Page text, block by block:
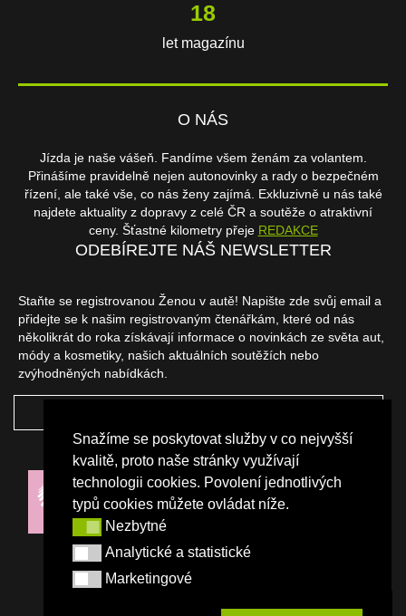
Snažíme se poskytovat služby v co nejvyšší
kvalitě, proto naše stránky využívají
technologii cookies. Povolení jednotlivých
typů cookies můžete ovládat níže.
NezbytnéNezbytné
Analytické a statistické
Analytické a statistické
Marketingové
Marketingové
18
let magazínu
O NÁS
Jízda je naše vášeň. Fandíme všem ženám za volantem.
Přinášíme pravidelně nejen autonovinky a rady o bezpečném
řízení, ale také vše, co nás ženy zajímá. Exkluzivně u nás také
najdete aktuality z dopravy z celé ČR a soutěže o atraktivní
ceny. Šťastné kilometry přeje REDAKCE
ODEBÍREJTE NÁŠ NEWSLETTER
Staňte se registrovanou Ženou v autě! Napište zde svůj email a
přidejte se k našim registrovaným čtenářkám, které od nás
několikrát do roka získávají informace o novinkách ze světa aut,
módy a kosmetiky, našich aktuálních soutěžích nebo
zvýhodněných nabídkách.
NAŠI PARTNEŘI